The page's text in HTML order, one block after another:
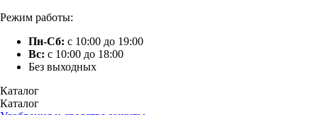
Режим работы:
Пн-Сб: с 10:00 до 19:00
Вс: с 10:00 до 18:00
Без выходных
Каталог
Каталог